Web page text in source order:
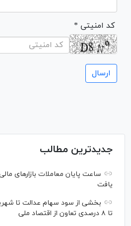
* کد امنیتی
جدیدترین مطالب
یافت
تا ۸ درصدی تعاون از اقتصاد ملی